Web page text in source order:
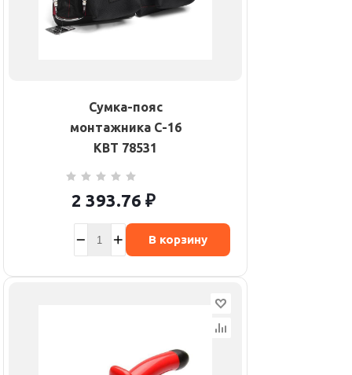
Сумка-пояс
монтажника С-16
КВТ 78531
2 393.76 ₽
В корзину